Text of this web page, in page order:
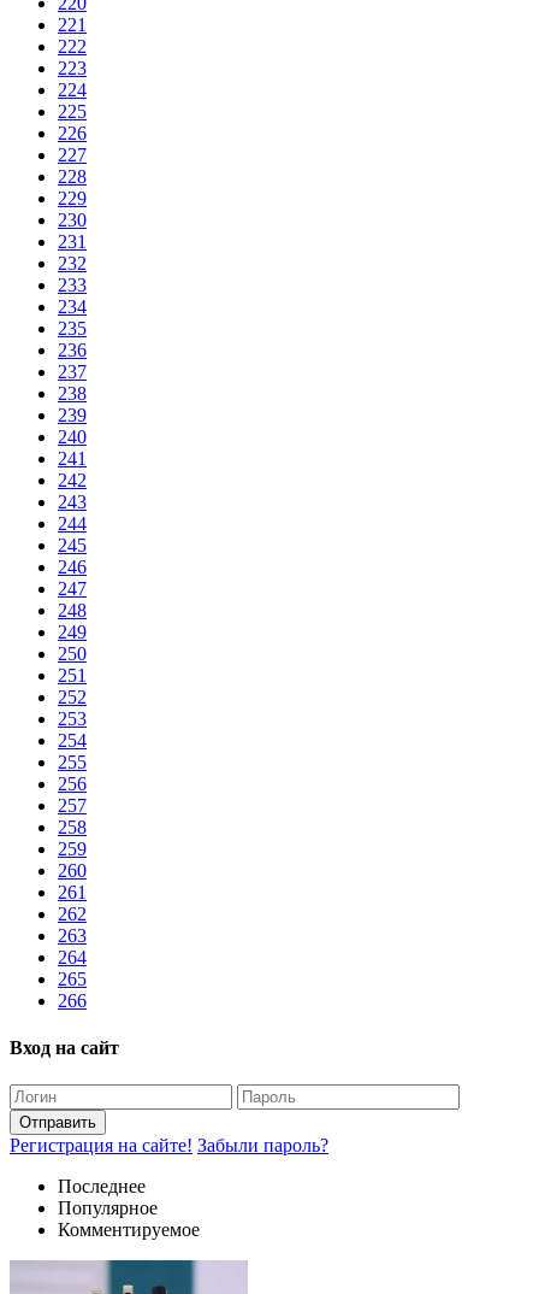
221
222
223
224
225
226
227
228
229
230
231
232
233
234
235
236
237
238
239
240
241
242
243
244
245
246
247
248
249
250
251
252
253
254
255
256
257
258
259
260
261
262
263
264
265
266
Вход на сайт
Отправить
Регистрация на сайте! Забыли пароль?
Последнее
Популярное
Комментируемое